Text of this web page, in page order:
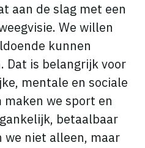
aan de slag met een
We willen
kunnen
Dat is belangrijk voor
mentale en sociale
maken we sport en
betaalbaar
we niet alleen, maar